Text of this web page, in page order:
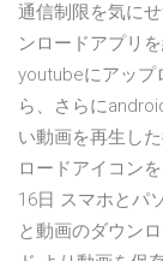
通信制限を気に
ンロードアプリ
youtubeにアップ
ら、さらに
い動画を再生し
ロードアイコン
16日 スマホとパ
と動画のダウン